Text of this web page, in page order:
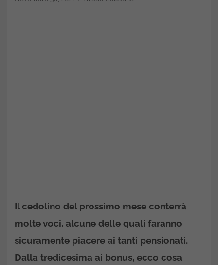
Il cedolino del prossimo mese conterrà
molte voci, alcune delle quali faranno
sicuramente piacere ai tanti pensionati.
Dalla tredicesima ai bonus, ecco cosa